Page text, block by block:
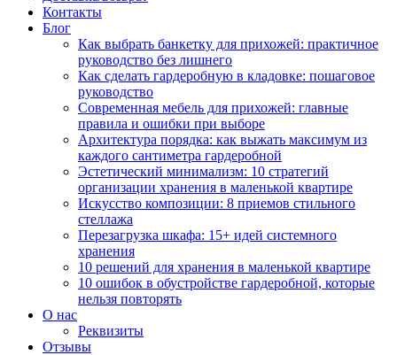
Контакты
Блог
Как выбрать банкетку для прихожей: практичное
руководство без лишнего
Как сделать гардеробную в кладовке: пошаговое
руководство
Современная мебель для прихожей: главные
правила и ошибки при выборе
Архитектура порядка: как выжать максимум из
каждого сантиметра гардеробной
Эстетический минимализм: 10 стратегий
организации хранения в маленькой квартире
Искусство композиции: 8 приемов стильного
стеллажа
Перезагрузка шкафа: 15+ идей системного
хранения
10 решений для хранения в маленькой квартире
10 ошибок в обустройстве гардеробной, которые
нельзя повторять
О нас
Реквизиты
Отзывы